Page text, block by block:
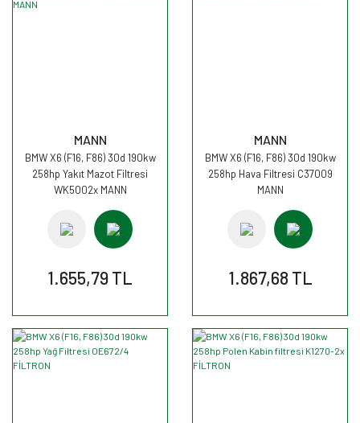
MANN
BMW X6 (F16, F86) 30d 190kw
258hp Yakıt Mazot Filtresi
WK5002x MANN
1.655,79 TL
MANN
BMW X6 (F16, F86) 30d 190kw
258hp Hava Filtresi C37009
MANN
1.867,68 TL